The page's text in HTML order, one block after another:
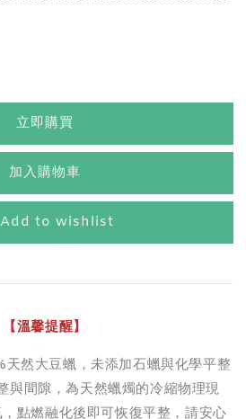
立即購買
加入購物車
Add to wishlist
【溫馨提醒】
然大豆蠟，未添加石蠟與化學平整
與間隙，為天然蠟燭的冷縮物理現
點燃融化後即可恢復平整，請安心